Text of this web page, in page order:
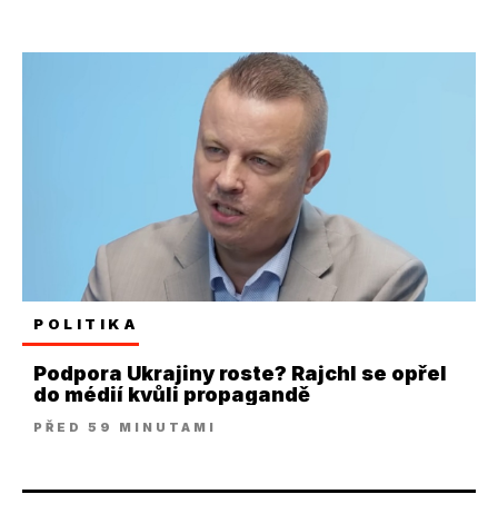
POLITIKA
Podpora Ukrajiny roste? Rajchl se opřel
do médií kvůli propagandě
PŘED 59 MINUTAMI